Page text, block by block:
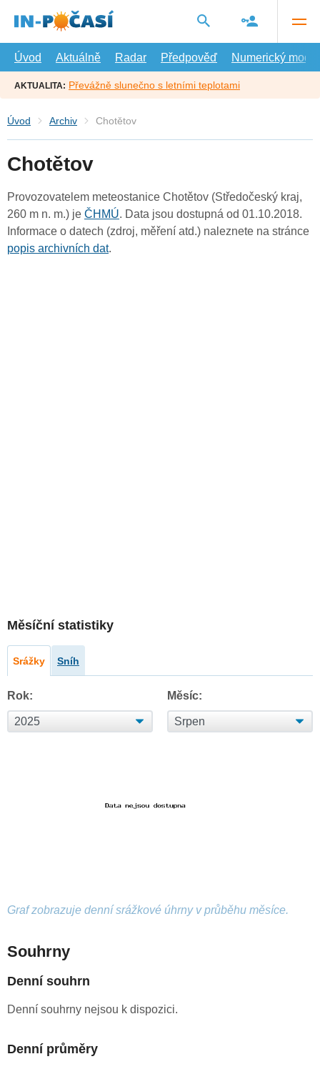
hlavní
Úvod
Aktuálně Radar Předpověď Numerický model
AKTUALITA: Převážně slunečno s letními teplotami
Úvod Archiv Chotětov
Chotětov
Provozovatelem meteostanice Chotětov (Středočeský kraj,
260 m n. m.) je ČHMÚ. Data jsou dostupná od 01.10.2018.
Informace o datech (zdroj, měření atd.) naleznete na stránce
popis archivních dat.
Měsíční statistiky
Srážky Sníh
Rok: Měsíc:
Graf zobrazuje denní srážkové úhrny v průběhu měsíce.
Souhrny
Denní souhrn
Denní souhrny nejsou k dispozici.
Denní průměry